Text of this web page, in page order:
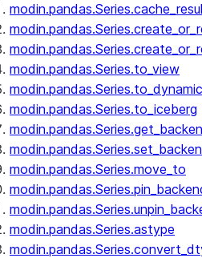
modin.pandas.Series.to_view
modin.pandas.Series.to_iceberg
modin.pandas.Series.move_to
modin.pandas.Series.astype